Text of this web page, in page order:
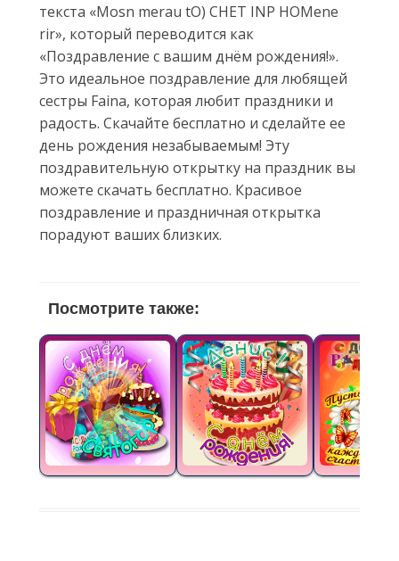
текста «Mosn merau tO) CHET INP HOMene
rir», который переводится как
«Поздравление с вашим днём рождения!».
Это идеальное поздравление для любящей
сестры Faina, которая любит праздники и
радость. Скачайте бесплатно и сделайте ее
день рождения незабываемым! Эту
поздравительную открытку на праздник вы
можете скачать бесплатно. Красивое
поздравление и праздничная открытка
порадуют ваших близких.
Посмотрите также: